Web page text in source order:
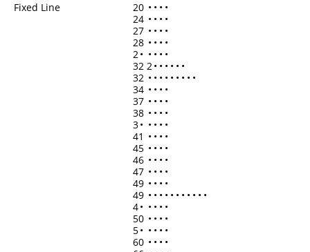
Fixed Line
20 • • • •
24 • • • •
27 • • • •
28 • • • •
2• • • • •
32 2• • • • • •
32 • • • • • • • • •
34 • • • •
37 • • • •
38 • • • •
3• • • • •
41 • • • •
45 • • • •
46 • • • •
47 • • • •
49 • • • •
49 • • • • • • • • • • •
4• • • • •
50 • • • •
5• • • • •
60 • • • •